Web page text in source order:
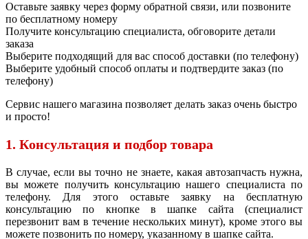
Оставьте заявку через форму обратной связи, или позвоните
по бесплатному номеру
Получите консультацию специалиста, обговорите детали
заказа
Выберите подходящий для вас способ доставки (по телефону)
Выберите удобный способ оплаты и подтвердите заказ (по
телефону)
Сервис нашего магазина позволяет делать заказ очень быстро
и просто!
1. Консультация и подбор товара
В случае, если вы точно не знаете, какая автозапчасть нужна,
вы можете получить консультацию нашего специалиста по
телефону. Для этого оставьте заявку на бесплатную
консультацию по кнопке в шапке сайта (специалист
перезвонит вам в течение нескольких минут), кроме этого вы
можете позвонить по номеру, указанному в шапке сайта.